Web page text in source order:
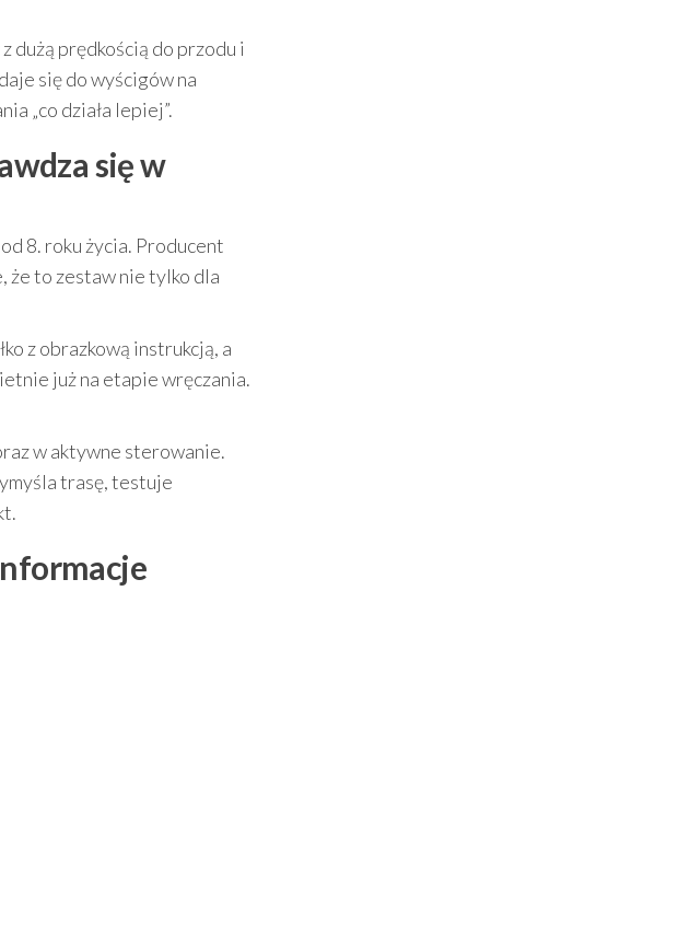
dużą prędkością do przodu i
się do wyścigów na
„co działa lepiej”.
się w
8. roku życia. Producent
że to zestaw nie tylko dla
z obrazkową instrukcją, a
już na etapie wręczania.
w aktywne sterowanie.
trasę, testuje